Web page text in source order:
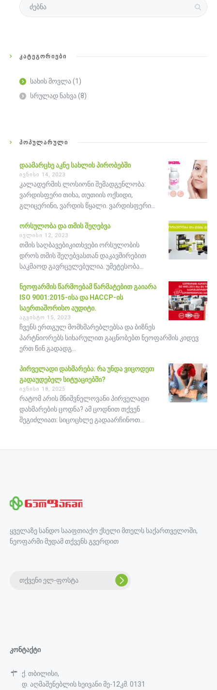
ᲙᲐᲢᲔᲒᲝᲠᲘᲔᲑᲘ
სახის მოვლა(1)
სრულად ნახვა(8)
ᲞᲝᲞᲣᲚᲐᲠᲣᲚᲘ
დაამარცხე აკნე სახლის პირობებში
ივნისი 14, 2023
კალადერმის ლოსიონი შემადგენლობა:
ვარდისფერი თიხა, თუთიის ოქსიდი,
გლიცერინი, ვარდის წყალი. ვარდისფერი...
ორსულობა და თმის შეღებვა
ივლისი 12, 2023
თმის საღბავებიკითხვები ორსულობის
დროს თმის შეღებვასთან დაკავშირებით
საკმაოდ გავრცელებულია. უმეტესობა...
ნეოფარმის წარმოებამ წარმატებით გაიარა
ISO 9001:2015-ისა და HACCP-ის
საერთაშორისო აუდიტი.
აგვისტო 15, 2023
ჩვენს ერთგულ მომხმარებლებსა და ბიზნეს
პარტნიორებს სიხარულით გაცნობებთ ნეოფარმის კიდევ
ერთ წინ გადადგ...
პირველადი დახმარება: რა უნდა ვიცოდეთ
გადაუდებელ სიტუაციებში?
ივნისი 18, 2025
რატომ არის მნიშვნელოვანი პირველადი
დახმარების ცოდნა? ამ ცოდნით თქვენ
შეგიძლიათ: სიცოცხლე გადაარჩინოთ...
ყველაზე სანდო სააფთიაქო ქსელი მთელს საქართველოში,
ნეოფარმი მუდამ თქვენს გვერდით
კონტაქტი
ქ. თბილისი,
დ. აღმაშენებლის ხეივანი მე-12კმ. 0131